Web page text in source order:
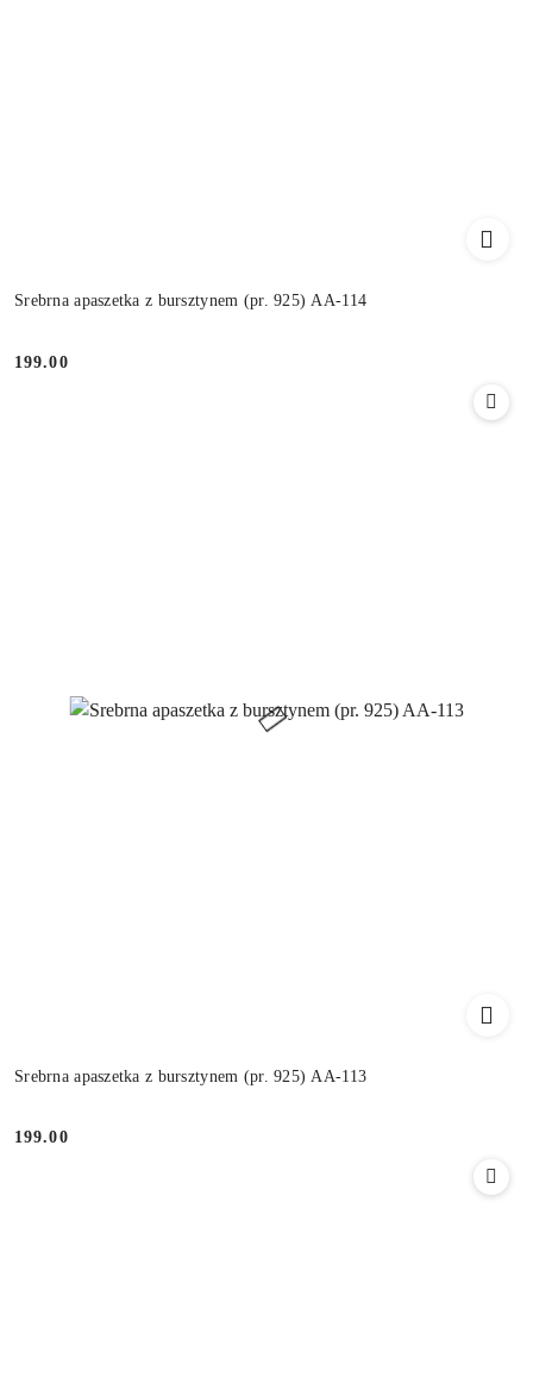
Srebrna apaszetka z bursztynem (pr. 925) AA-114
Cena:
199.00
Srebrna apaszetka z bursztynem (pr. 925) AA-113
Cena:
199.00